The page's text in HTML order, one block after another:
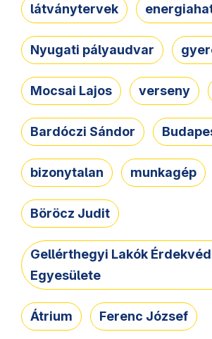
látványtervek
Nyugati pályaudvar
Mocsai Lajos verseny
Bardóczi Sándor
bizonytalan munkagép
Böröcz Judit
Gellérthegyi Lakók
Egyesülete
Átrium Ferenc József